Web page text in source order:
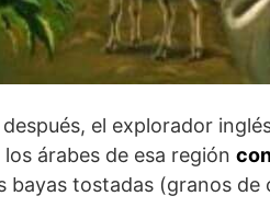
el explorador
árabes de esa región
bayas tostadas (granos de